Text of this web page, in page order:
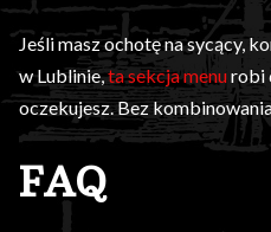
Jeśli masz ochotę na sycący,
w Lublinie,ta sekcja menurobi
oczekujesz. Bez
FAQ